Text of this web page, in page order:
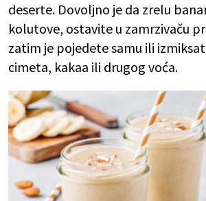
deserte. Dovoljno je da zrelu
kolutove, ostavite u zamrzivaču
zatim je pojedete samu ili
cimeta, kakaa ili drugog voća.